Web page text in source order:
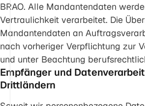
BRAO. Alle Mandantendaten
Vertraulichkeit verarbeitet. Die
Mandantendaten an
nach vorheriger Verpflichtung zur
und unter Beachtung
Empfänger und
Drittländern